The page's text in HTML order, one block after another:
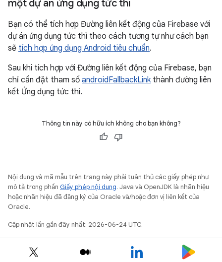
một dự án ứng dụng tức thì
Bạn có thể tích hợp Đường liên kết động của Firebase với
dự án ứng dụng tức thì theo cách tương tự như cách bạn
sẽ tích hợp ứng dụng Android tiêu chuẩn.
Sau khi tích hợp với Đường liên kết động của Firebase, bạn
chỉ cần đặt tham số androidFallbackLinkthành đường liên
kết Ứng dụng tức thì.
Thông tin này có hữu ích không cho bạn không?
Nội dung và mã mẫu trên trang này phải tuân thủ các giấy phép như
mô tả trong phần Giấy phép nội dung. Java và OpenJDK là nhãn hiệu
hoặc nhãn hiệu đã đăng ký của Oracle và/hoặc đơn vị liên kết của
Oracle.
Cập nhật lần gần đây nhất: 2026-06-24 UTC.